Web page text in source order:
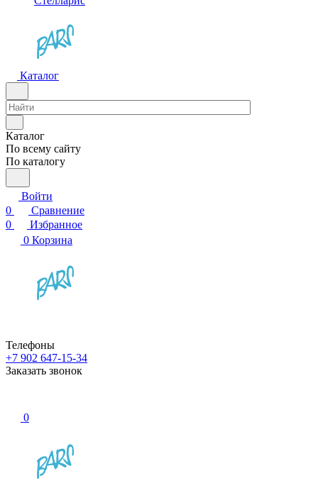
Каталог
Каталог
По всему сайту
По каталогу
Войти
0
Сравнение
0
Избранное
0 Корзина
Телефоны
+7 902 647-15-34
Заказать звонок
0